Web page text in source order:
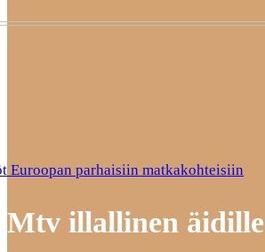
Euroopan parhaisiin matkakohteisiin
Mtv illallinen äidille